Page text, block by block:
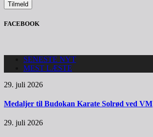
FACEBOOK
SENESTE NYT
MEST LÆSTE
29. juli 2026
Medaljer til Budokan Karate Solrød ved VM
29. juli 2026